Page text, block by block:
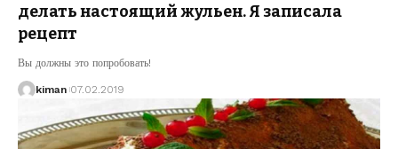
делать настоящий жульен. Я записала
рецепт
Вы должны это попробовать!
kiman 07.02.2019